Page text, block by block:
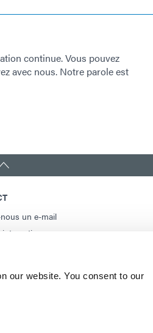
our website. You consent to our
continue. Vous pouvez
avec nous. Notre parole est
un e-mail